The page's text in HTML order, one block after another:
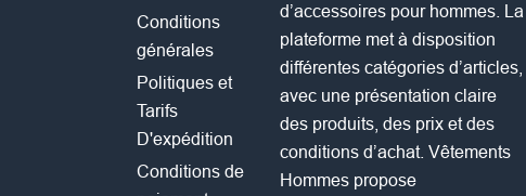
Conditions
générales
Politiques et
Tarifs
D'expédition
Conditions de
d’accessoires pour hommes. La
plateforme met à disposition
différentes catégories d’articles,
avec une présentation claire
des produits, des prix et des
conditions d’achat. Vêtements
Hommes propose